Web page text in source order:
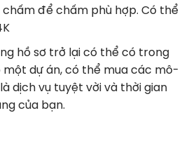
để chấm phù hợp. Có thể
hồ sơ trở lại có thể có trong
một dự án, có thể mua các mô-
dịch vụ tuyệt vời và thời gian
của bạn.